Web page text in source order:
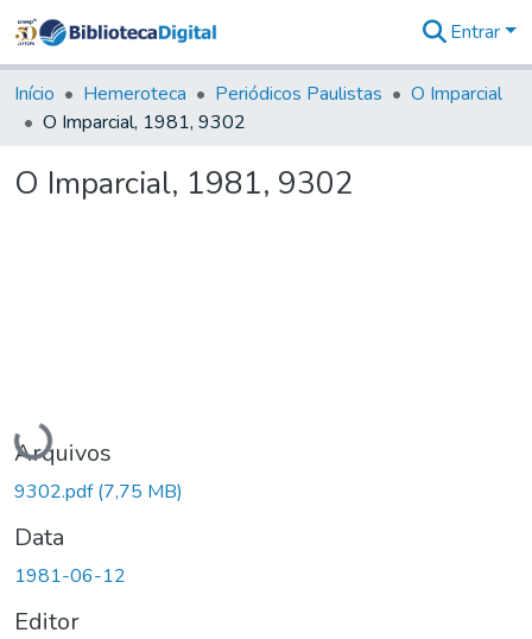
&
Coleções
Tudo na
Digital
Entrar
Início Hemeroteca Periódicos Paulistas
O Imparcial
O Imparcial, 1981, 9302
O Imparcial, 1981, 9302
Carregando...
Arquivos
9302.pdf(7,75 MB)
Data
1981-06-12
Editor